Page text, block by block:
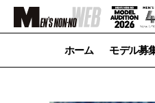
ホーム モデル募